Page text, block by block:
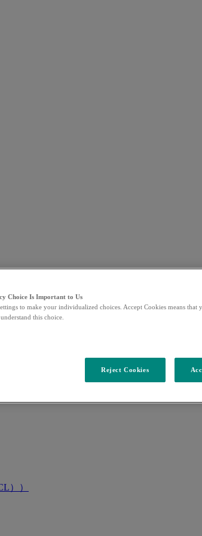
））
Choice Is Important to Us
to make your individualized choices. Accept Cookies means that
this choice.
Reject Cookies